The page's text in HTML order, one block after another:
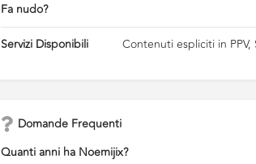
Fa nudo?
Servizi Disponibili Contenuti espliciti in
Domande Frequenti
Quanti anni ha Noemijix?